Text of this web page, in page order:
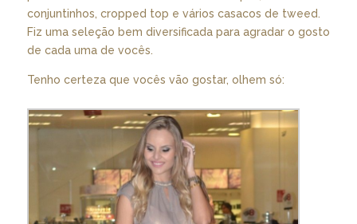
conjuntinhos, cropped top e vários casacos de tweed.
Fiz uma seleção bem diversificada para agradar o gosto
de cada uma de vocês.
Tenho certeza que vocês vão gostar, olhem só: